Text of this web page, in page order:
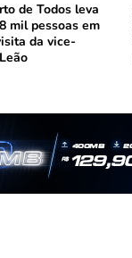
de Todos leva
mil pessoas em
da vice-